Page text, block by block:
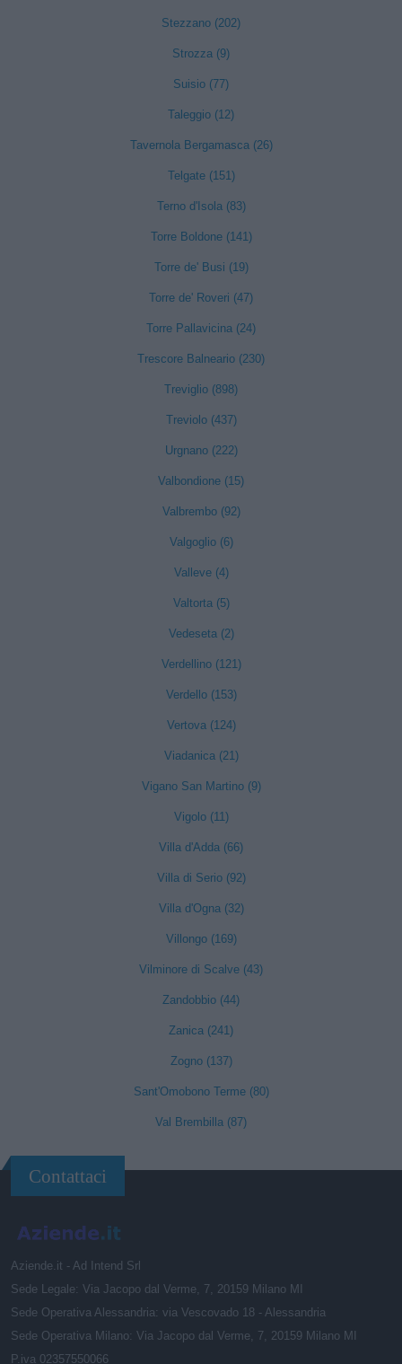
Stezzano (202)
Strozza (9)
Suisio (77)
Taleggio (12)
Tavernola Bergamasca (26)
Telgate (151)
Terno d'Isola (83)
Torre Boldone (141)
Torre de' Busi (19)
Torre de' Roveri (47)
Torre Pallavicina (24)
Trescore Balneario (230)
Treviglio (898)
Treviolo (437)
Urgnano (222)
Valbondione (15)
Valbrembo (92)
Valgoglio (6)
Valleve (4)
Valtorta (5)
Vedeseta (2)
Verdellino (121)
Verdello (153)
Vertova (124)
Viadanica (21)
Vigano San Martino (9)
Vigolo (11)
Villa d'Adda (66)
Villa di Serio (92)
Villa d'Ogna (32)
Villongo (169)
Vilminore di Scalve (43)
Zandobbio (44)
Zanica (241)
Zogno (137)
Sant'Omobono Terme (80)
Val Brembilla (87)
Contattaci
Aziende.it - Ad Intend Srl
Sede Legale: Via Jacopo dal Verme, 7, 20159 Milano MI
Sede Operativa Alessandria: via Vescovado 18 - Alessandria
Sede Operativa Milano: Via Jacopo dal Verme, 7, 20159 Milano MI
P.iva 02357550066